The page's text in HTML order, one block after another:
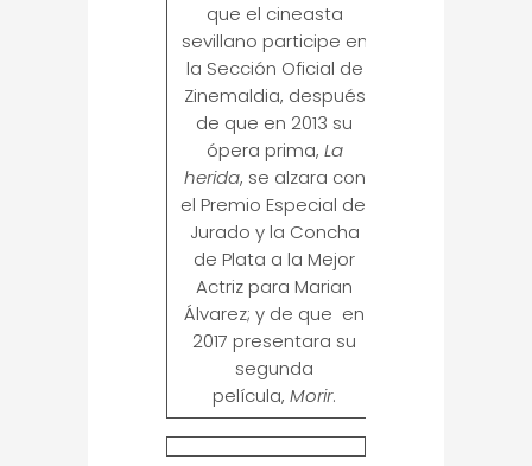
que el cineasta
sevillano participe en
la Sección Oficial de
Zinemaldia, después
de que en 2013 su
ópera prima, La
herida, se alzara con
el Premio Especial del
Jurado y la Concha
de Plata a la Mejor
Actriz para Marian
Álvarez; y de que en
2017 presentara su
segunda
película, Morir.